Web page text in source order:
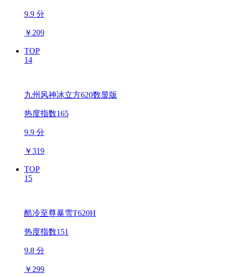
9.9 分
￥ 209
TOP
14
九州风神冰立方620数显版
热度指数165
9.9 分
￥319
TOP
15
酷冷至尊暴雪T620H
热度指数151
9.8 分
￥ 299